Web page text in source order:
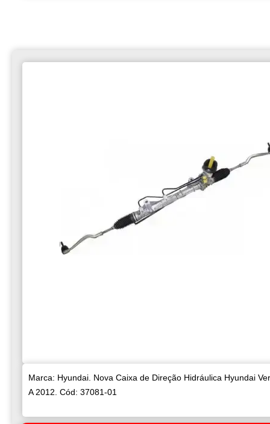
Marca: Hyundai. Nova Caixa de Direção Hidráulica Hyundai
A 2012. Cód: 37081-01